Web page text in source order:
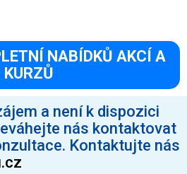
NABÍDKŮ AKCÍ A
KURZŮ
a není k dispozici
nás kontaktovat
Kontaktujte nás